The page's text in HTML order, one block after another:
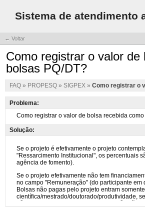
Sistema de atendimento
← Voltar
Como registrar o valor
bolsas PQ/DT?
FAQ » PROPESQ » SIGPEX » Como registrar o
Problema:
Solução: